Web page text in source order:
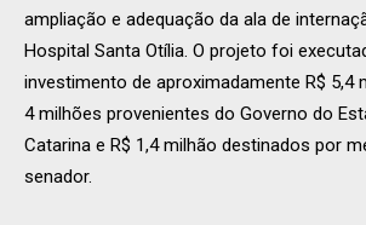
ampliação e adequação da ala de
Hospital Santa Otília. O projeto foi
investimento de aproximadamente R$ 5,4
4 milhões provenientes do Governo do
Catarina e R$ 1,4 milhão destinados por
senador.